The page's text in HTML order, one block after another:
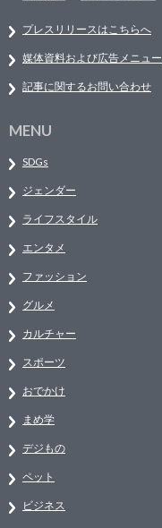
プレスリリースはこちらへ
媒体資料および広告メニュー
記事に関するお問い合わせ
MENU
SDGs
ジェンダー
ライフスタイル
エンタメ
ファッション
グルメ
カルチャー
スポーツ
おでかけ
まめ学
デジもの
ペット
ビジネス